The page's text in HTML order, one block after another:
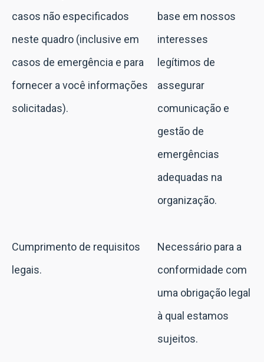
casos não especificados
neste quadro (inclusive em
casos de emergência e para
fornecer a você informações
solicitadas).
base em nossos
interesses
legítimos de
assegurar
comunicação e
gestão de
emergências
adequadas na
organização.
Cumprimento de requisitos
legais.
Necessário para a
conformidade com
uma obrigação legal
à qual estamos
sujeitos.